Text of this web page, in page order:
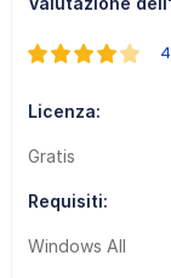
Licenza:
Gratis
Requisiti:
Windows All